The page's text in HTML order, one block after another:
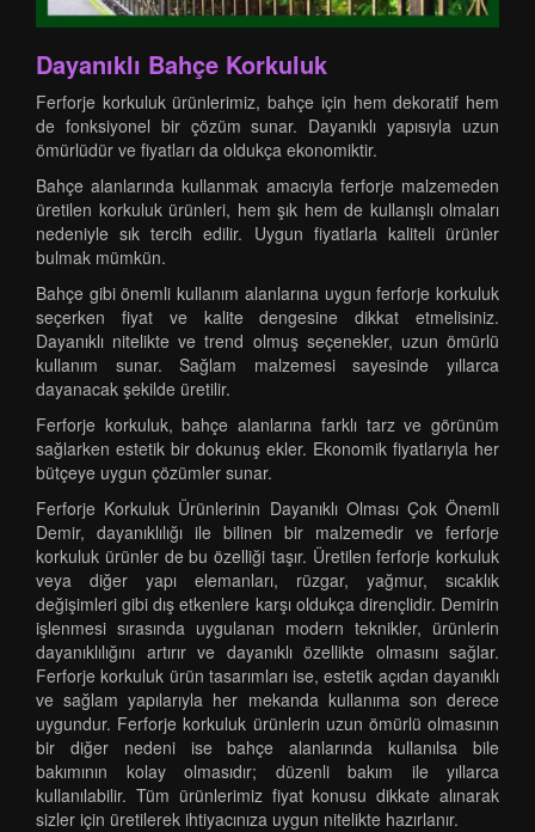
Dayanıklı Bahçe Korkuluk
Ferforje korkuluk ürünlerimiz, bahçe için hem dekoratif hem
de fonksiyonel bir çözüm sunar. Dayanıklı yapısıyla uzun
ömürlüdür ve fiyatları da oldukça ekonomiktir.
Bahçe alanlarında kullanmak amacıyla ferforje malzemeden
üretilen korkuluk ürünleri, hem şık hem de kullanışlı olmaları
nedeniyle sık tercih edilir. Uygun fiyatlarla kaliteli ürünler
bulmak mümkün.
Bahçe gibi önemli kullanım alanlarına uygun ferforje korkuluk
seçerken fiyat ve kalite dengesine dikkat etmelisiniz.
Dayanıklı nitelikte ve trend olmuş seçenekler, uzun ömürlü
kullanım sunar. Sağlam malzemesi sayesinde yıllarca
dayanacak şekilde üretilir.
Ferforje korkuluk, bahçe alanlarına farklı tarz ve görünüm
sağlarken estetik bir dokunuş ekler. Ekonomik fiyatlarıyla her
bütçeye uygun çözümler sunar.
Ferforje Korkuluk Ürünlerinin Dayanıklı Olması Çok Önemli
Demir, dayanıklılığı ile bilinen bir malzemedir ve ferforje
korkuluk ürünler de bu özelliği taşır. Üretilen ferforje korkuluk
veya diğer yapı elemanları, rüzgar, yağmur, sıcaklık
değişimleri gibi dış etkenlere karşı oldukça dirençlidir. Demirin
işlenmesi sırasında uygulanan modern teknikler, ürünlerin
dayanıklılığını artırır ve dayanıklı özellikte olmasını sağlar.
Ferforje korkuluk ürün tasarımları ise, estetik açıdan dayanıklı
ve sağlam yapılarıyla her mekanda kullanıma son derece
uygundur. Ferforje korkuluk ürünlerin uzun ömürlü olmasının
bir diğer nedeni ise bahçe alanlarında kullanılsa bile
bakımının kolay olmasıdır; düzenli bakım ile yıllarca
kullanılabilir. Tüm ürünlerimiz fiyat konusu dikkate alınarak
sizler için üretilerek ihtiyacınıza uygun nitelikte hazırlanır.